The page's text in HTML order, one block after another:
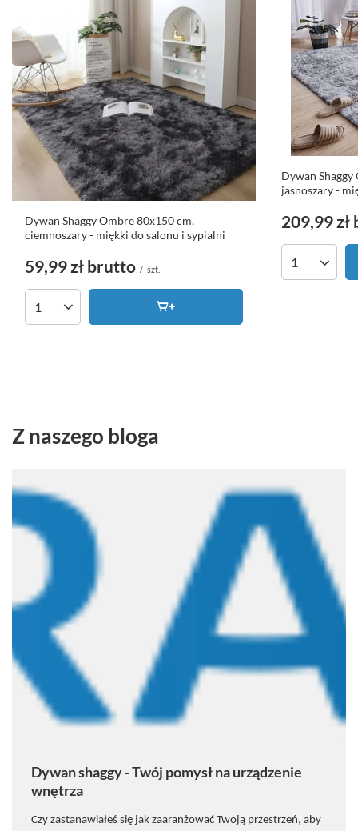
Dywan Shaggy Ombre 80x150 cm,
ciemnoszary - miękki do salonu i sypialni
59,99 zł brutto / szt.
Ilość produktów
Dywan
jasnoszary -
209,99 zł
Ilość
Z naszego bloga
Dywan shaggy - Twój pomysł na urządzenie
wnętrza
Czy zastanawiałeś się jak zaaranżować Twoją przestrzeń, aby